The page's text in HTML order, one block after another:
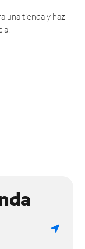
una tienda y haz